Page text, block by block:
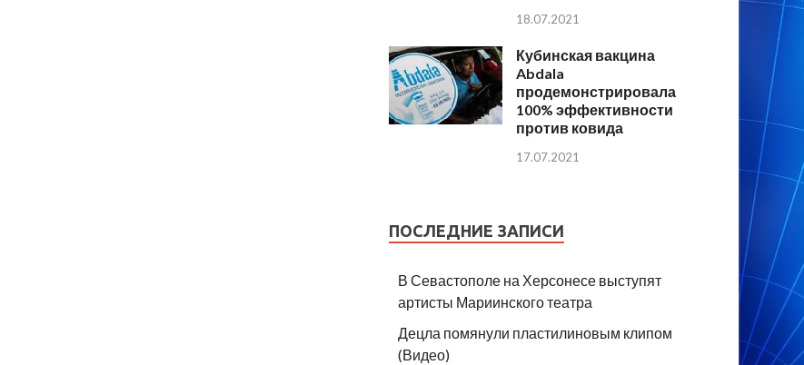
18.07.2021
Кубинская вакцина
Abdala
продемонстрировала
100% эффективности
против ковида
17.07.2021
ПОСЛЕДНИЕ ЗАПИСИ
В Севастополе на Херсонесе выступят
артисты Мариинского театра
Децла помянули пластилиновым клипом
(Видео)